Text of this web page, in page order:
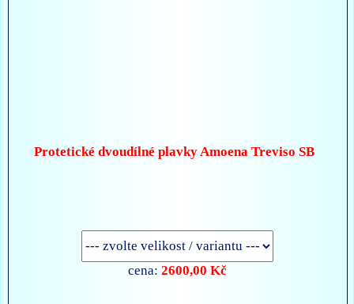
Protetické dvoudílné plavky Amoena Treviso SB
cena:2600,00 Kč